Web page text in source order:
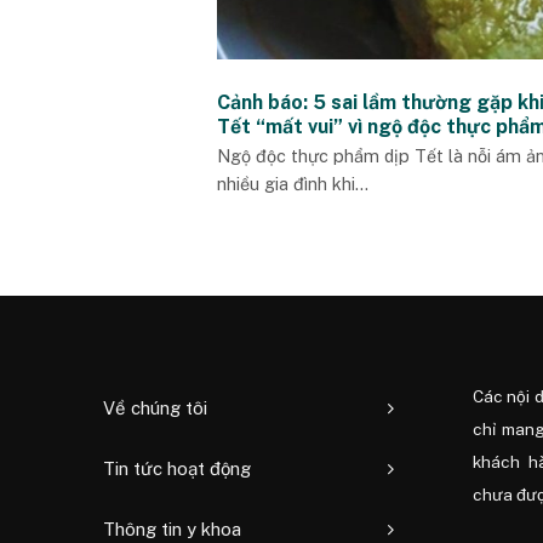
Cảnh báo: 5 sai lầm thường gặp
Tết “mất vui” vì ngộ độc thực
Ngộ độc thực phẩm dịp Tết là nỗi ám
nhiều gia đình khi...
Về chúng tôi
Tin tức hoạt động
Thông tin y khoa
Các nội
chỉ
khách
chưa